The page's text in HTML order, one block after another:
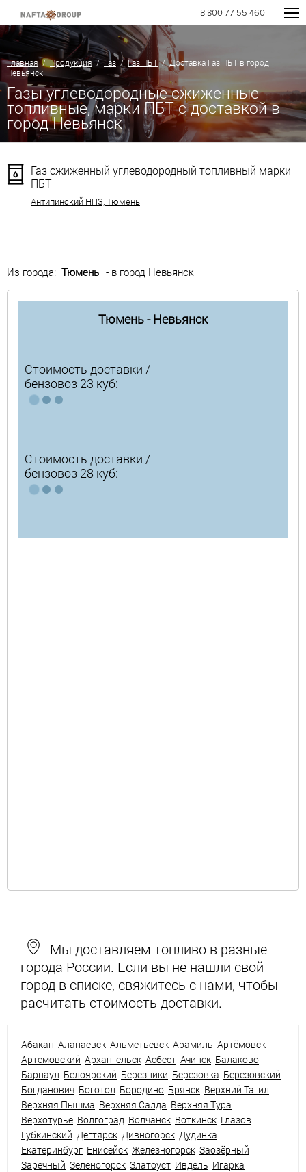
8 800 77 55 460
Главная/Продукция/Газ/ Газ ПБТ/ Доставка Газ ПБТ в город
Невьянск
Газы углеводородные сжиженные
топливные, марки ПБТ с доставкой в
город Невьянск
Газ сжиженный углеводородный топливный марки
ПБТ
Антипинский НПЗ, Тюмень
Из города: Тюмень - в город Невьянск
Тюмень - Невьянск
Стоимость доставки /
бензовоз 23 куб:
Стоимость доставки /
бензовоз 28 куб:
Мы доставляем топливо в разные
города России. Если вы не нашли свой
город в списке, свяжитесь с нами, чтобы
расчитать стоимость доставки.
Абакан Алапаевск Альметьевск Арамиль Артёмовск
Артемовский Архангельск Асбест Ачинск Балаково
Барнаул Белоярский Березники Березовка Березовский
Богданович Боготол Бородино Брянск Верхний Тагил
Верхняя Пышма Верхняя Салда Верхняя Тура
Верхотурье Волгоград Волчанск Воткинск Глазов
Губкинский Дегтярск Дивногорск Дудинка
Екатеринбург Енисейск Железногорск Заозёрный
Заречный Зеленогорск Златоуст Ивдель Игарка